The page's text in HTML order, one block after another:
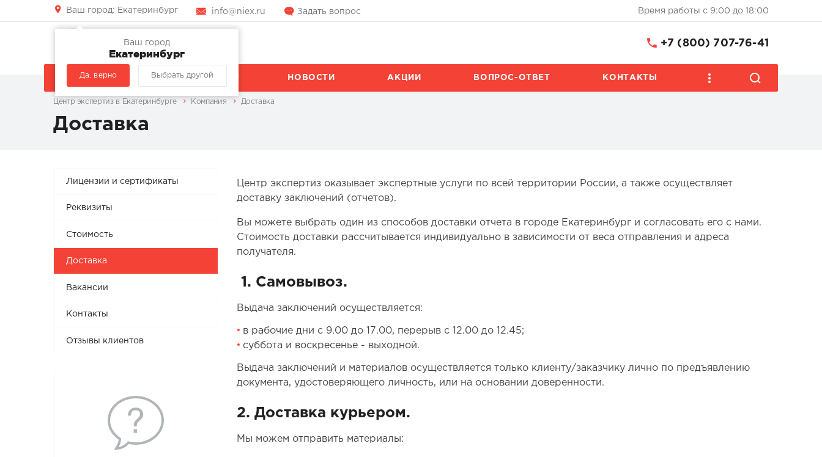
Ваш город: Екатеринбург
Ваш город
Екатеринбург
Да, верно Выбрать другой
info@niex.ru Задать вопрос Время работы с 9:00 до 18:00
+7 (800) 707-76-41
КОМПАНИЯ УСЛУГИ НОВОСТИ АКЦИИ ВОПРОС-ОТВЕТ КОНТАКТЫ
Центр экспертиз в Екатеринбурге Компания Доставка
Доставка
Лицензии и сертификаты
Реквизиты
Стоимость
Доставка
Вакансии
Контакты
Отзывы клиентов
Центр экспертиз оказывает экспертные услуги по всей территории России, а также осуществляет
доставку заключений (отчетов).
Вы можете выбрать один из способов доставки отчета в городе Екатеринбург и согласовать его с нами.
Стоимость доставки рассчитывается индивидуально в зависимости от веса отправления и адреса
получателя.
1. Самовывоз.
Выдача заключений осуществляется:
в рабочие дни с 9.00 до 17.00, перерыв с 12.00 до 12.45;
суббота и воскресенье - выходной.
Выдача заключений и материалов осуществляется только клиенту/заказчику лично по предъявлению
документа, удостоверяющего личность, или на основании доверенности.
2. Доставка курьером.
Мы можем отправить материалы: